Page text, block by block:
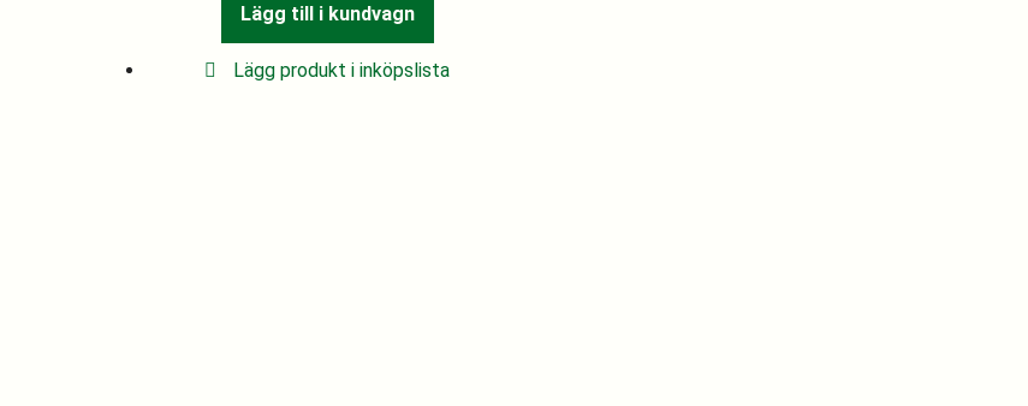
Lägg till i kundvagn
Lägg produkt i inköpslista